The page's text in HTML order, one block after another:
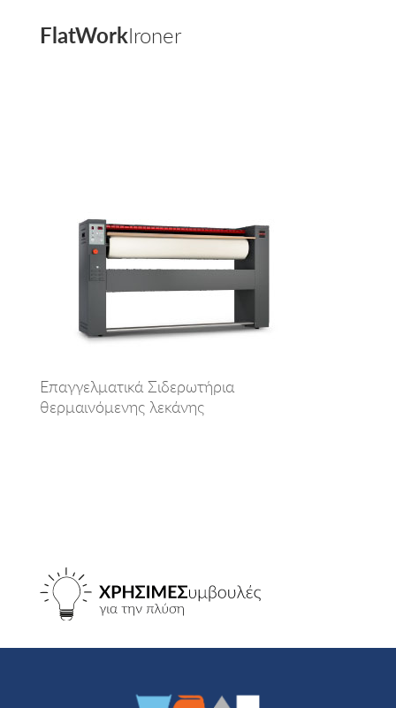
FlatWorkIroner
Επαγγελματικά Σιδερωτήρια
θερμαινόμενης λεκάνης